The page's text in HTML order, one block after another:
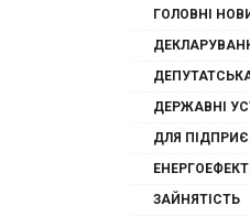
ГОЛОВНІ
ДЕРЖАВНІ
ДЛЯ
ЗАЙНЯТІСТЬ